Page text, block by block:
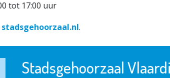
tot 17:00 uur
stadsgehoorzaal.nl.
Stadsgehoorzaal